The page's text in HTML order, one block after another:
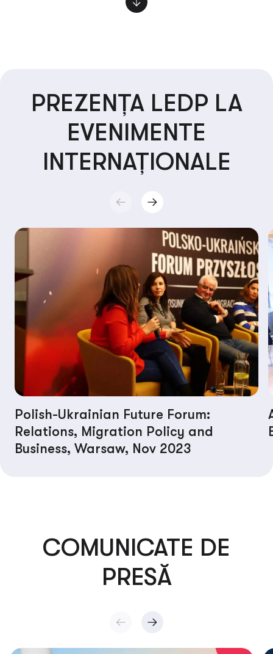
Parteneriatului pentru Guvernare Deschisă 2016 de la
PREZENȚA LEDP LA
EVENIMENTE
INTERNAȚIONALE
Polish-Ukrainian Future Forum:
Relations, Migration Policy and
Business, Warsaw, Nov 2023
COMUNICATE DE
PRESĂ